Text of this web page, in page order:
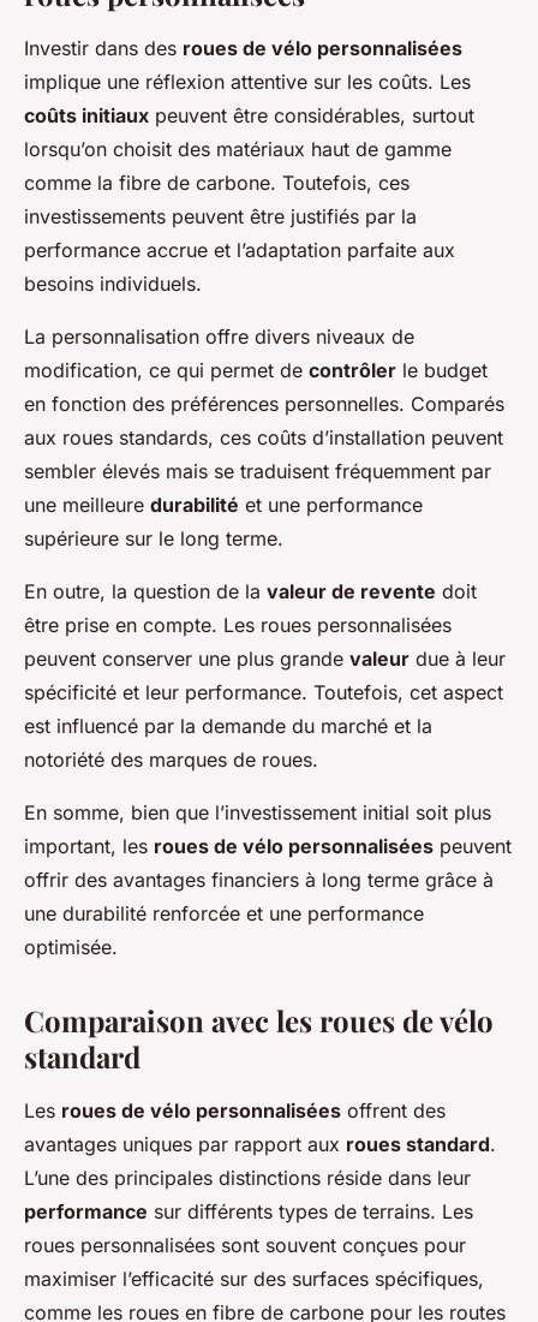
Investir dans des roues de vélo personnalisées
implique une réflexion attentive sur les coûts. Les
coûts initiaux peuvent être considérables, surtout
lorsqu’on choisit des matériaux haut de gamme
comme la fibre de carbone. Toutefois, ces
investissements peuvent être justifiés par la
performance accrue et l’adaptation parfaite aux
besoins individuels.
La personnalisation offre divers niveaux de
modification, ce qui permet de contrôler le budget
en fonction des préférences personnelles. Comparés
aux roues standards, ces coûts d’installation peuvent
sembler élevés mais se traduisent fréquemment par
une meilleure durabilité et une performance
supérieure sur le long terme.
En outre, la question de la valeur de revente doit
être prise en compte. Les roues personnalisées
peuvent conserver une plus grande valeur due à leur
spécificité et leur performance. Toutefois, cet aspect
est influencé par la demande du marché et la
notoriété des marques de roues.
En somme, bien que l’investissement initial soit plus
important, les roues de vélo personnalisées peuvent
offrir des avantages financiers à long terme grâce à
une durabilité renforcée et une performance
optimisée.
Comparaison avec les roues de vélo
standard
Les roues de vélo personnalisées offrent des
avantages uniques par rapport aux roues standard.
L’une des principales distinctions réside dans leur
performance sur différents types de terrains. Les
roues personnalisées sont souvent conçues pour
maximiser l’efficacité sur des surfaces spécifiques,
comme les roues en fibre de carbone pour les routes